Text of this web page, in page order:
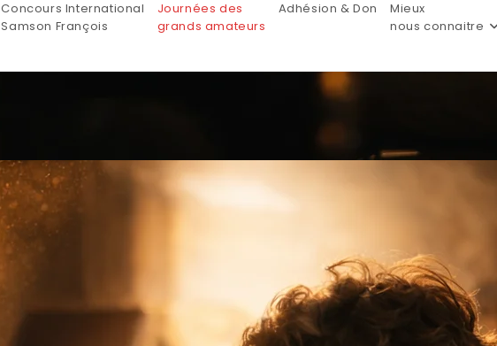
Concours International
Samson François
Journées des
grands amateurs
Adhésion & Don
Mieux
nous connaitre